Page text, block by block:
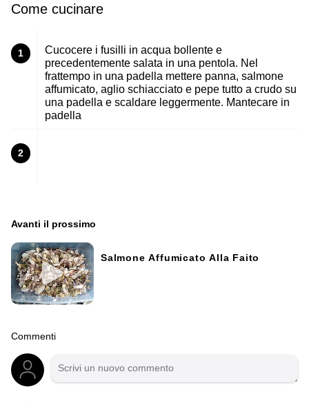
Come cucinare
1
Cucocere i fusilli in acqua bollente e
precedentemente salata in una pentola. Nel
frattempo in una padella mettere panna, salmone
affumicato, aglio schiacciato e pepe tutto a crudo su
una padella e scaldare leggermente. Mantecare in
padella
2
Avanti il ​​prossimo
Salmone Affumicato Alla Faito
Commenti